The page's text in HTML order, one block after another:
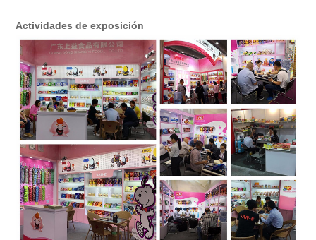
Actividades de exposición